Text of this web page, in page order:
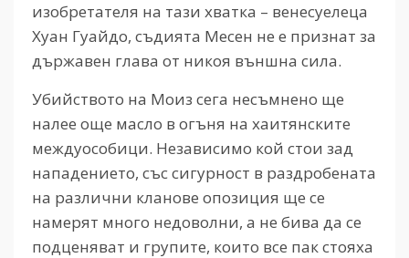
изобретателя на тази хватка – венесуелеца
Хуан Гуайдо, съдията Месен не е признат за
държавен глава от никоя външна сила.
Убийството на Моиз сега несъмнено ще
налее още масло в огъня на хаитянските
междуособици. Независимо кой стои зад
нападението, със сигурност в раздробената
на различни кланове опозиция ще се
намерят много недоволни, а не бива да се
подценяват и групите, които все пак стояха